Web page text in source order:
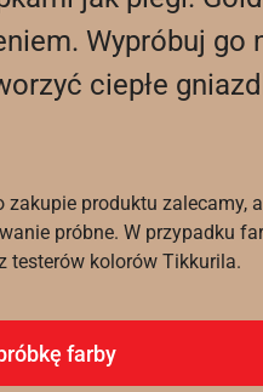
Wypróbuj go
ciepłe
produktu zalecamy,
próbne. W przypadku
testerów kolorów Tikkurila.
farby